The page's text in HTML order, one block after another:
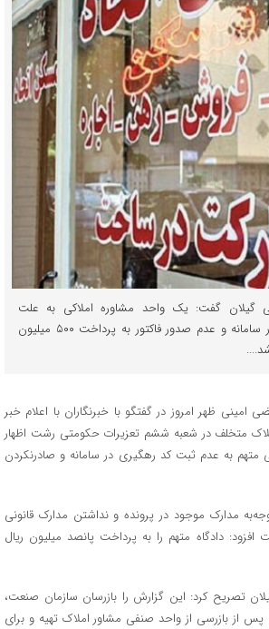
گیلان گفت: یک واحد مشاوره املاکی به علت
ثبت‌نکردن کد رهگیری در سامانه و عدم صدور فاکتور به پرداخت ۵۰۰ میلیون
امینی ظهر امروز در گفتگو با خبرنگاران با اعلام خبر
متخلف در شعبه ششم تعزیرات حکومتی رشت اظهار
به عدم ثبت کد رهگیری در سامانه و صادرنکردن
مدارک موجود در پرونده و نداشتن مدارک قانونی
افزود: دادگاه متهم را به پرداخت پانصد میلیون ریال
تصریح کرد: این گزارش را بازرسان سازمان صنعت،
از بازرسی از واحد صنفی مشاور املاک تهیه و برای